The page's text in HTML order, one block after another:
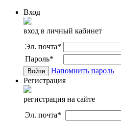
Вход
вход в личный кабинет
Эл. почта*
Пароль*
Напомнить пароль
Регистрация
регистрация на сайте
Эл. почта*